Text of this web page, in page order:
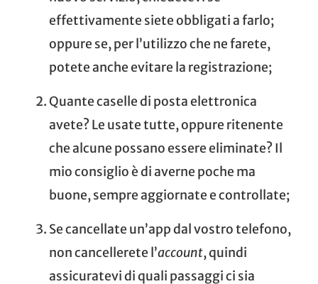
effettivamente siete obbligati a farlo;
oppure se, per l’utilizzo che ne farete,
potete anche evitare la registrazione;
Quante caselle di posta elettronica
avete? Le usate tutte, oppure ritenente
che alcune possano essere eliminate? Il
mio consiglio è di averne poche ma
buone, sempre aggiornate e controllate;
Se cancellate un’app dal vostro telefono,
non cancellerete l’account, quindi
assicuratevi di quali passaggi ci sia